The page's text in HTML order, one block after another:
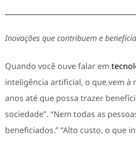
Inovações que contribuem e
Quando você ouve falar em
inteligência artificial, o que vem à
anos até que possa trazer
sociedade”. “Nem todas as
beneficiados.” “Alto custo, o que